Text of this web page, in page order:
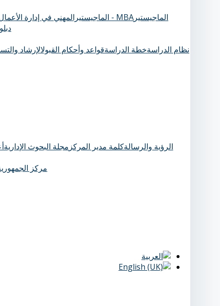
الماجيستيرالمهني في إدارة الأعمال - MBA الماجيستير
نظام الدراسةخطة الدراسةقواعد وأحكام القبولالإرشاد
الرؤية والرسالةكلمة مدير المركز مجلة البحوث الإدارية
مركز